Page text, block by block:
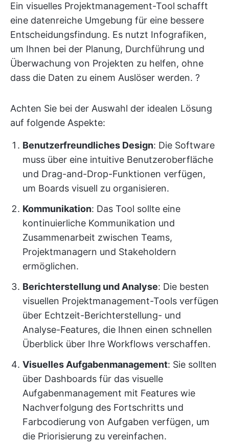
Ein visuelles Projektmanagement-Tool schafft
eine datenreiche Umgebung für eine bessere
Entscheidungsfindung. Es nutzt Infografiken,
um Ihnen bei der Planung, Durchführung und
Überwachung von Projekten zu helfen, ohne
dass die Daten zu einem Auslöser werden. ?
Achten Sie bei der Auswahl der idealen Lösung
auf folgende Aspekte:
Benutzerfreundliches Design: Die Software
muss über eine intuitive Benutzeroberfläche
und Drag-and-Drop-Funktionen verfügen,
um Boards visuell zu organisieren.
Kommunikation: Das Tool sollte eine
kontinuierliche Kommunikation und
Zusammenarbeit zwischen Teams,
Projektmanagern und Stakeholdern
ermöglichen.
Berichterstellung und Analyse: Die besten
visuellen Projektmanagement-Tools verfügen
über Echtzeit-Berichterstellung- und
Analyse-Features, die Ihnen einen schnellen
Überblick über Ihre Workflows verschaffen.
Visuelles Aufgabenmanagement: Sie sollten
über Dashboards für das visuelle
Aufgabenmanagement mit Features wie
Nachverfolgung des Fortschritts und
Farbcodierung von Aufgaben verfügen, um
die Priorisierung zu vereinfachen.